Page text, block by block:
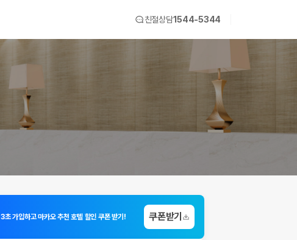
친절상담1544-5344
3초 가입하고 마카오 추천 호텔 할인 쿠폰 받기! 쿠폰받기